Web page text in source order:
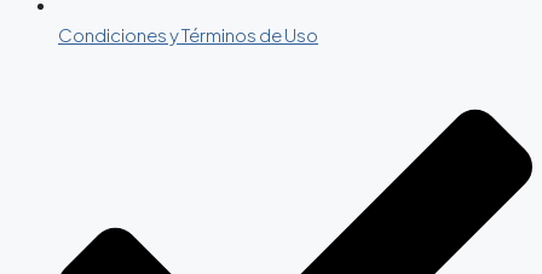
Condiciones y Términos de Uso